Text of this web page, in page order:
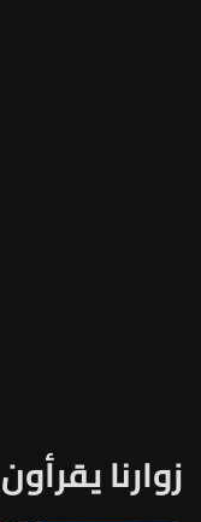
زوارنا